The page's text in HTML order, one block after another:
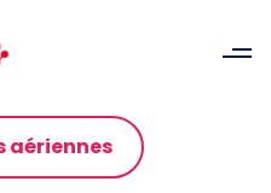
aériennes